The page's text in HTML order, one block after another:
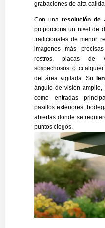
grabaciones de alta
Con unaresolución de
proporciona un nivel de
tradicionales de menor
imágenes más
rostros, placas de
sospechosos o
del área vigilada. Su
ángulo de visión amplio,
como entradas
pasillos exteriores,
abiertas donde se
puntos ciegos.